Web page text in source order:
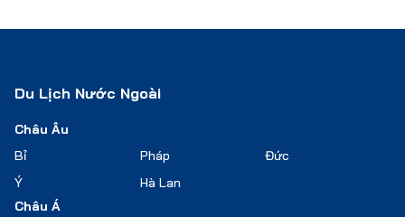
Du Lịch Nước Ngoài
Châu Âu
Bỉ
Pháp
Đức
Ý
Hà Lan
Châu Á